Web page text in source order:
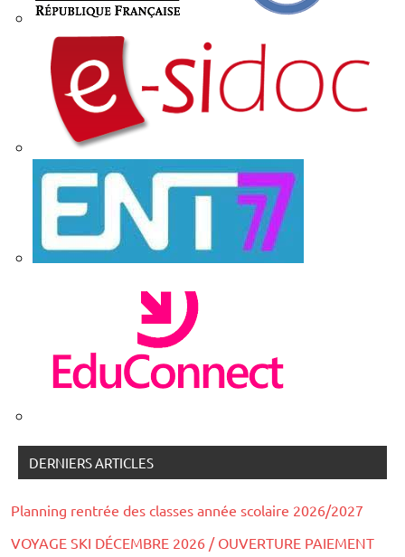
DERNIERS ARTICLES
Planning rentrée des classes année scolaire 2026/2027
VOYAGE SKI DÉCEMBRE 2026 / OUVERTURE PAIEMENT